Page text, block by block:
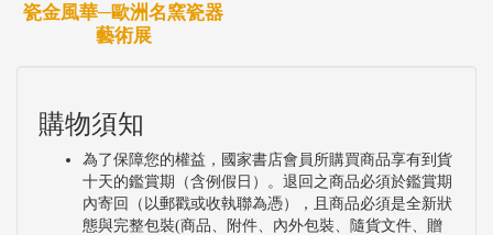
瓷金風華─歐洲名窯瓷器
藝術展
購物須知
為了保障您的權益，國家書店會員所購買商品享有到貨
十天的鑑賞期（含例假日）。退回之商品必須於鑑賞期
內寄回（以郵戳或收執聯為憑），且商品必須是全新狀
態與完整包裝(商品、附件、內外包裝、隨貨文件、贈